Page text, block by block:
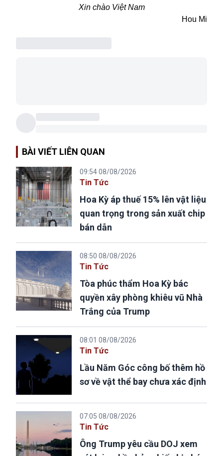
Xin chào Việt Nam
Hou Mi
BÀI VIẾT LIÊN QUAN
09:54 08/08/2026
Tin Tức
Hoa Kỳ áp thuế 15% lên vật liệu
quan trọng trong sản xuất chip
bán dẫn
08:50 08/08/2026
Tin Tức
Tòa phúc thẩm Hoa Kỳ bác
quyền xây phòng khiêu vũ Nhà
Trắng của Trump
08:01 08/08/2026
Tin Tức
Lầu Năm Góc công bố thêm hồ
sơ về vật thể bay chưa xác định
07:05 08/08/2026
Tin Tức
Ông Trump yêu cầu DOJ xem